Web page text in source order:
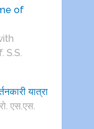
of
S.S.
यात्रा
एस.एस.